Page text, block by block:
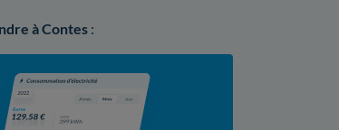
à Contes :